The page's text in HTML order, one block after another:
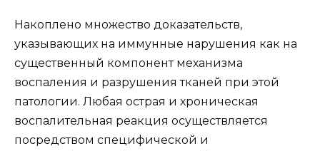
Накоплено множество доказательств,
указывающих на иммунные нарушения как на
существенный компонент механизма
воспаления и разрушения тканей при этой
патологии. Любая острая и хроническая
воспалительная реакция осуществляется
посредством специфической и